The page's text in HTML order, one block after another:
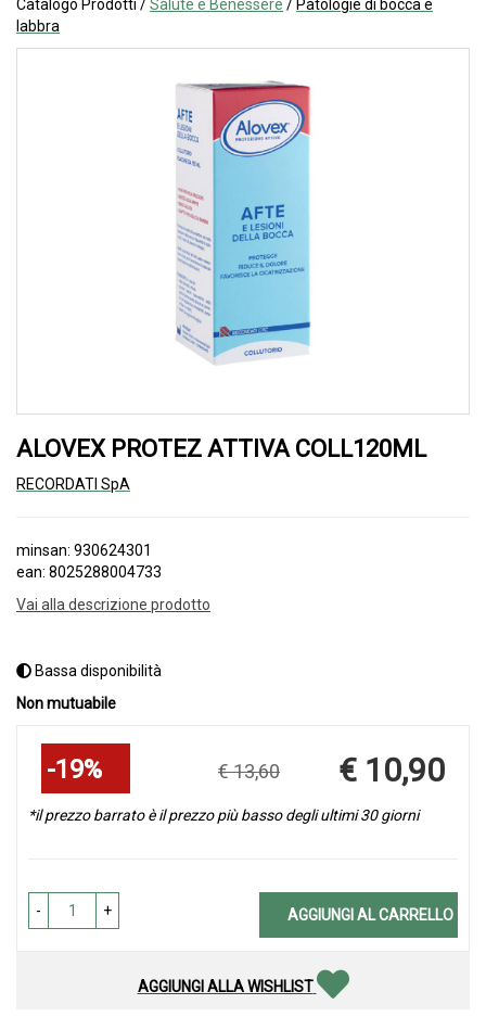
Catalogo Prodotti /Salute e Benessere / Patologie di bocca e
labbra
ALOVEX PROTEZ ATTIVA COLL120ML
RECORDATI SpA
minsan: 930624301
ean: 8025288004733
Vai alla descrizione prodotto
Bassa disponibilità
Non mutuabile
Sconto
19% € 13,60
Prezzo
€ 10,90
*il prezzo barrato è il prezzo più basso degli ultimi 30 giorni
- + AGGIUNGI AL CARRELLO
AGGIUNGI ALLA WISHLIST